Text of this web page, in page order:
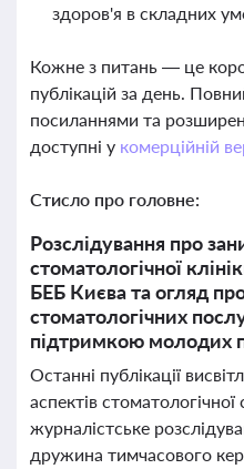
здоров'я в складних
Кожне з питань — це
публікацій за день.
посиланнями та
доступні у комерційній
Стисло про головне:
Розслідування про
стоматологічної
БЕБ Києва та огляд
стоматологічних
підтримкою молодих
Останні публікації
аспектів
журналістське
дружина тимчасового